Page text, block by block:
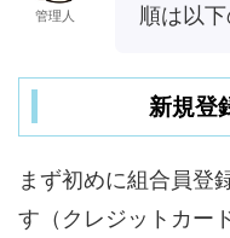
管理人
順は以下
新規登
まず初めに組合員登
す（クレジットカー